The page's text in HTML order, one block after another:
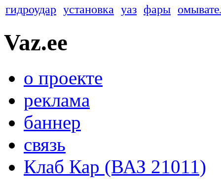
гидроудар установка уаз фары
Vaz.ee
о проекте
реклама
баннер
связь
Клаб Кар (ВАЗ 21011)